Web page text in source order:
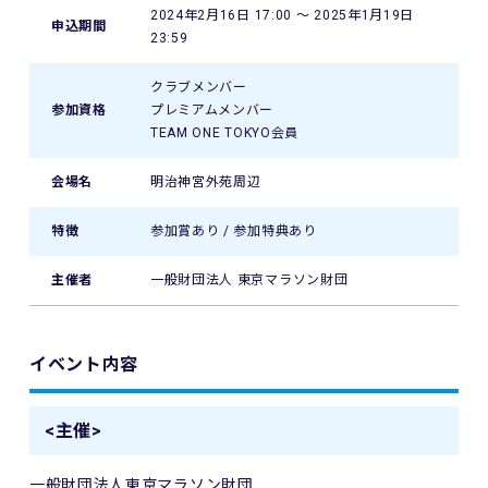
申込期間
2024年2月16日 17:00 〜 2025年1月19日
23:59
参加資格
クラブメンバー
プレミアムメンバー
TEAM ONE TOKYO会員
会場名 明治神宮外苑周辺
特徴 参加賞あり / 参加特典あり
主催者 一般財団法人 東京マラソン財団
イベント内容
<主催>